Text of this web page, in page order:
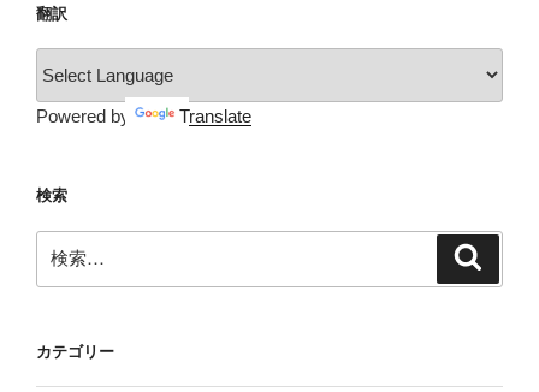
ー
シ
ョ
ン
翻訳
Powered by Translate
検索
索:
カテゴリー